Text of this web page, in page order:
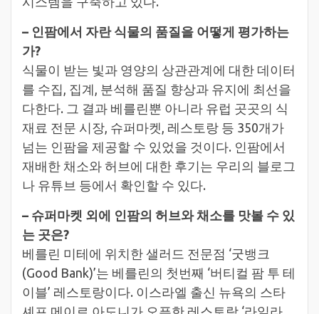
– 인팜에서 자란 식물의 품질을 어떻게 평가하는
가?
식물이 받는 빛과 영양의 상관관계에 대한 데이터
를 수집, 집계, 분석해 품질 향상과 유지에 최선을
다한다. 그 결과 베를린뿐 아니라 유럽 곳곳의 식
재료 전문 시장, 슈퍼마켓, 레스토랑 등 350개가
넘는 인팜을 제공할 수 있었을 것이다. 인팜에서
재배한 채소와 허브에 대한 후기는 우리의 블로그
나 유튜브 등에서 확인할 수 있다.
– 슈퍼마켓 외에 인팜의 허브와 채소를 맛볼 수 있
는 곳은?
베를린 미테에 위치한 샐러드 전문점 ‘굿뱅크
(Good Bank)’는 베를린의 첫번째 ‘버티컬 팜 투 테
이블’ 레스토랑이다. 이스라엘 출신 뉴욕의 스타
셰프 메이르 아도니가 오픈한 레스토랑 ‘라일라